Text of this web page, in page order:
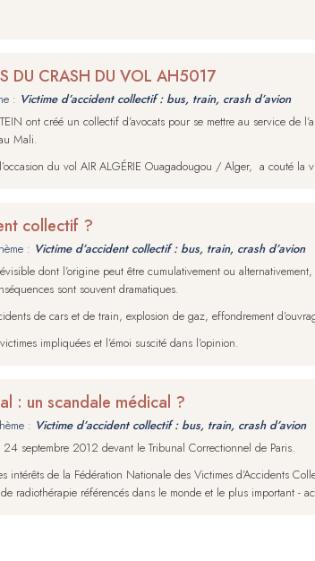
DU CRASH DU VOL AH5017
: Victime d’accident collectif : bus, train, crash d’avion
ont créé un collectif d’avocats pour se mettre au service
Mali.
du vol AIR ALGÉRIE Ouagadougou / Alger, a couté la
collectif ?
: Victime d’accident collectif : bus, train, crash d’avion
dont l’origine peut être cumulativement ou
sont souvent dramatiques.
de cars et de train, explosion de gaz, effondrement
impliquées et l’émoi suscité dans l’opinion.
: un scandale médical ?
: Victime d’accident collectif : bus, train, crash d’avion
24 septembre 2012 devant le Tribunal Correctionnel de Paris.
de la Fédération Nationale des Victimes d’Accidents
radiothérapie référencés dans le monde et le plus important -